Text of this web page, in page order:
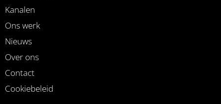
Kanalen
Ons werk
Nieuws
Over ons
Contact
Cookiebeleid